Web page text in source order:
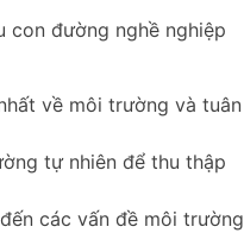
con đường nghề nghiệp
về môi trường và tuân
tự nhiên để thu thập
các vấn đề môi trường